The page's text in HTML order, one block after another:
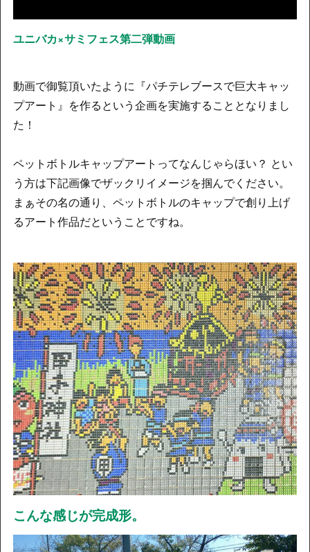
ユニバカ×サミフェス第二弾動画
動画で御覧頂いたように『パチテレブースで巨大キャッ
プアート』を作るという企画を実施することとなりまし
た！
ペットボトルキャップアートってなんじゃらほい？ とい
う方は下記画像でザックリイメージを掴んでください。
まぁその名の通り、ペットボトルのキャップで創り上げ
るアート作品だということですね。
こんな感じが完成形。